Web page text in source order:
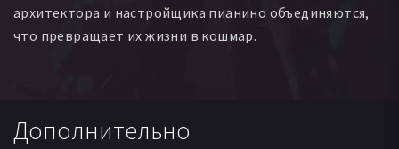
архитектора и настройщика пианино объединяются,
что превращает их жизни в кошмар.
Дополнительно